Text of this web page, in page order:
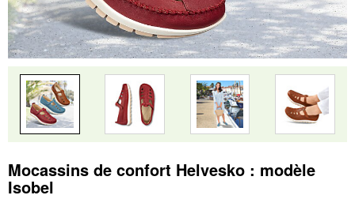
Mocassins de confort Helvesko : modèle
Isobel